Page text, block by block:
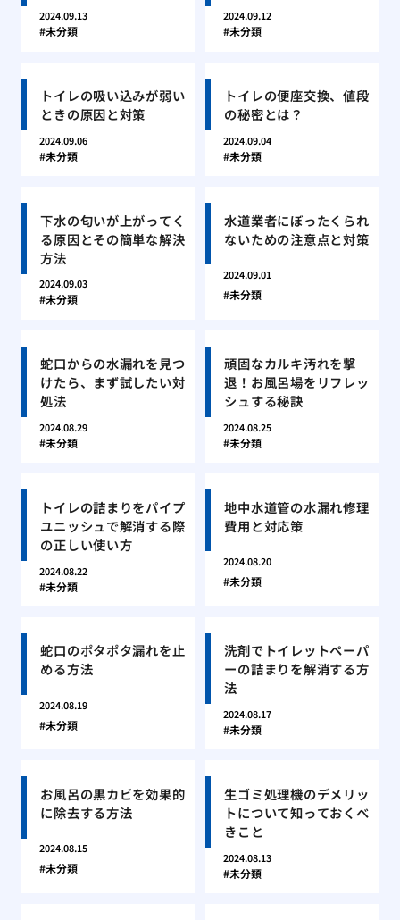
2024.09.13
未分類
2024.09.12
未分類
トイレの吸い込みが弱い
ときの原因と対策
2024.09.06
未分類
トイレの便座交換、値段
の秘密とは？
2024.09.04
未分類
下水の匂いが上がってく
る原因とその簡単な解決
方法
2024.09.03
未分類
水道業者にぼったくられ
ないための注意点と対策
2024.09.01
未分類
蛇口からの水漏れを見つ
けたら、まず試したい対
処法
2024.08.29
未分類
頑固なカルキ汚れを撃
退！お風呂場をリフレッ
シュする秘訣
2024.08.25
未分類
トイレの詰まりをパイプ
ユニッシュで解消する際
の正しい使い方
2024.08.22
未分類
地中水道管の水漏れ修理
費用と対応策
2024.08.20
未分類
蛇口のポタポタ漏れを止
める方法
2024.08.19
未分類
洗剤でトイレットペーパ
ーの詰まりを解消する方
法
2024.08.17
未分類
お風呂の黒カビを効果的
に除去する方法
2024.08.15
未分類
生ゴミ処理機のデメリッ
トについて知っておくべ
きこと
2024.08.13
未分類